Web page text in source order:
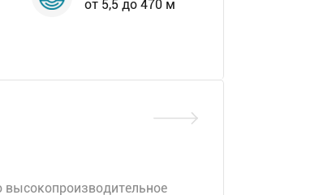
от 5,5 до 470 м
высокопроизводительное